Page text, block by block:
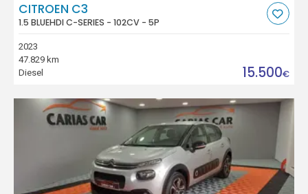
CITROEN C3
1.5 BLUEHDI C-SERIES - 102CV - 5P
2023
47.829 km
Diesel
15.500€